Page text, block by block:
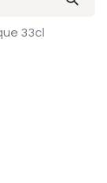
33cl